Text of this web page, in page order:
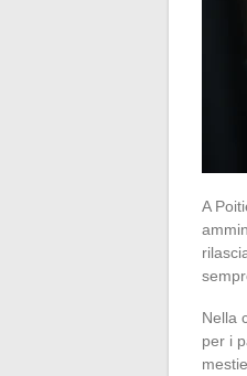
A
Nella
per i